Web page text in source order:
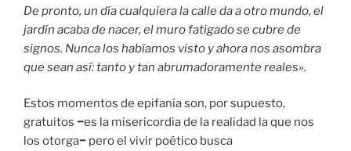
De pronto, un día cualquiera la calle da a otro mundo, el
jardín acaba de nacer, el muro fatigado se cubre de
signos. Nunca los habíamos visto y ahora nos asombra
que sean así: tanto y tan abrumadoramente reales».
Estos momentos de epifanía son, por supuesto,
gratuitos −es la misericordia de la realidad la que nos
los otorga− pero el vivir poético busca